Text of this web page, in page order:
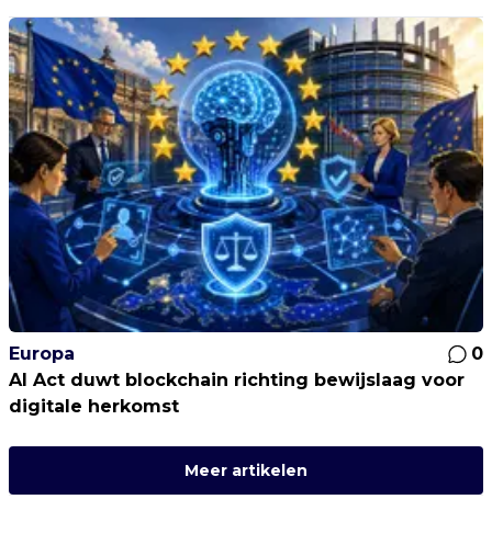
Europa
0
AI Act duwt blockchain richting bewijslaag voor
digitale herkomst
Meer artikelen